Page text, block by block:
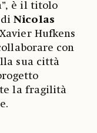
è il titolo
diNicolas
Hufkens
con
sua città
la fragilità